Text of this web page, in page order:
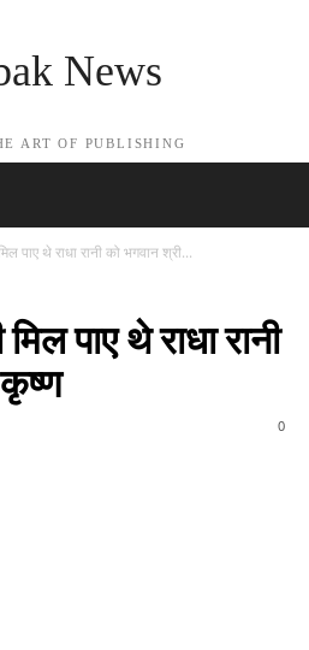
News
ART OF PUBLISHING
पाए थे राधा रानी को भगवान श्री...
पाए थे राधा रानी
0